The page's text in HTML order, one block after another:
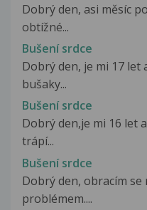
Dobrý den, asi měsíc
obtížné...
Bušení srdce
Dobrý den, je mi 17 let
bušaky...
Bušení srdce
Dobrý den,je mi 16 let
trápí...
Bušení srdce
Dobrý den, obracím se
problémem....